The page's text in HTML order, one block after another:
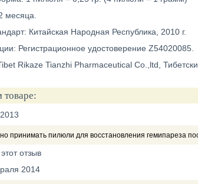
месяца.
Китайская Народная Республика, 2010 г.
Регистрационное удостоверение Z54020085.
Rikaze Tianzhi Pharmaceutical Co.,ltd,
товаре:
принимать пилюли для восстановления гемипареза
отзыв
2014